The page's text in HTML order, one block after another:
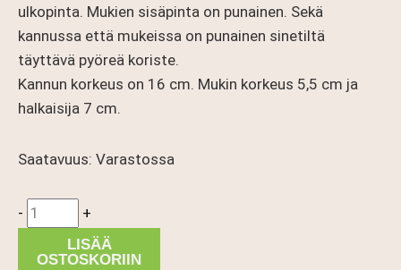
ulkopinta. Mukien sisäpinta on punainen. Sekä
kannussa että mukeissa on punainen sinetiltä
täyttävä pyöreä koriste.
Kannun korkeus on 16 cm. Mukin korkeus 5,5 cm ja
halkaisija 7 cm.
Saatavuus: Varastossa
- Hidchi
teekannu
ja
+
LISÄÄ
OSTOSKORIIN